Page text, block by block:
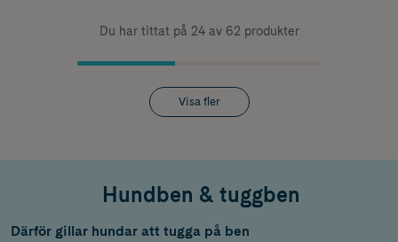
Du har tittat på 24 av 62 produkter
Visa fler
Hundben & tuggben
Därför gillar hundar att tugga på ben